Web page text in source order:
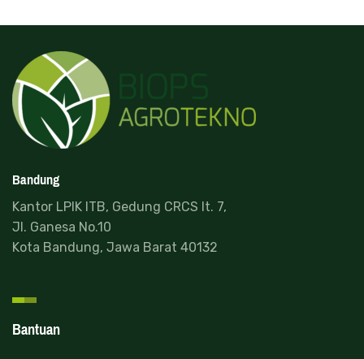
Bandung
Kantor LPIK ITB, Gedung CRCS lt. 7,
Jl. Ganesa No.10
Kota Bandung, Jawa Barat 40132
Bantuan